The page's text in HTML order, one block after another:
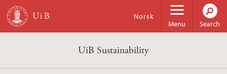
Skip to main content
Menu
Norsk
Search
UiB Sustainability